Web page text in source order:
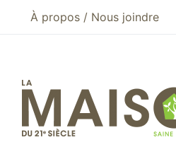
Aller au menu principal
Aller au contenu principal
À propos / Nous joindre